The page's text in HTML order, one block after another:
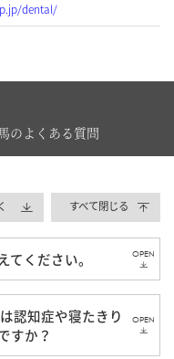
dental/
のよくある質問
すべて閉じる
ください。 OPEN
認知症や寝たきり
すか？
OPEN